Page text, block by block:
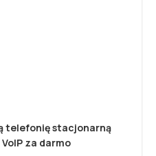
telefonię stacjonarną
za darmo